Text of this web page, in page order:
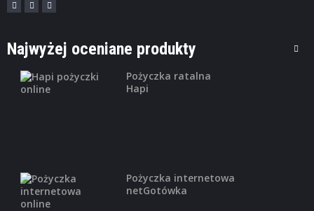
Kredyt gotówkowy z kieszonkową ratą: Do
line
Maksymalna kwota pierwszej pożyczki -
Najwyżej oceniane produkty
Pożyczka ratalna
Hapi
Pożyczka internetowa
netGotówka